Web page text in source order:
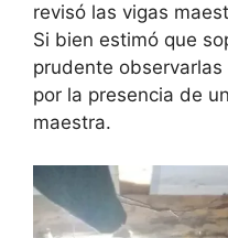
revisó las vigas
Si bien estimó que
prudente
por la presencia de
maestra.